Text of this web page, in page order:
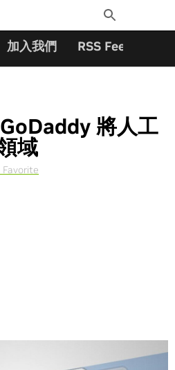
Toggle
Search
加入我們 RSS Feeds
將人工
域
Favorite